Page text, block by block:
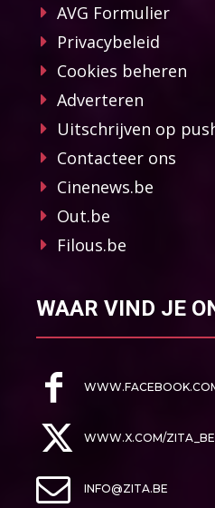
AVG Formulier
Privacybeleid
Cookies beheren
Adverteren
Uitschrijven op
Contacteer ons
Cinenews.be
Out.be
Filous.be
WAAR VIND JE
WWW.X.COM/ZITA_BE
INFO@ZITA.BE